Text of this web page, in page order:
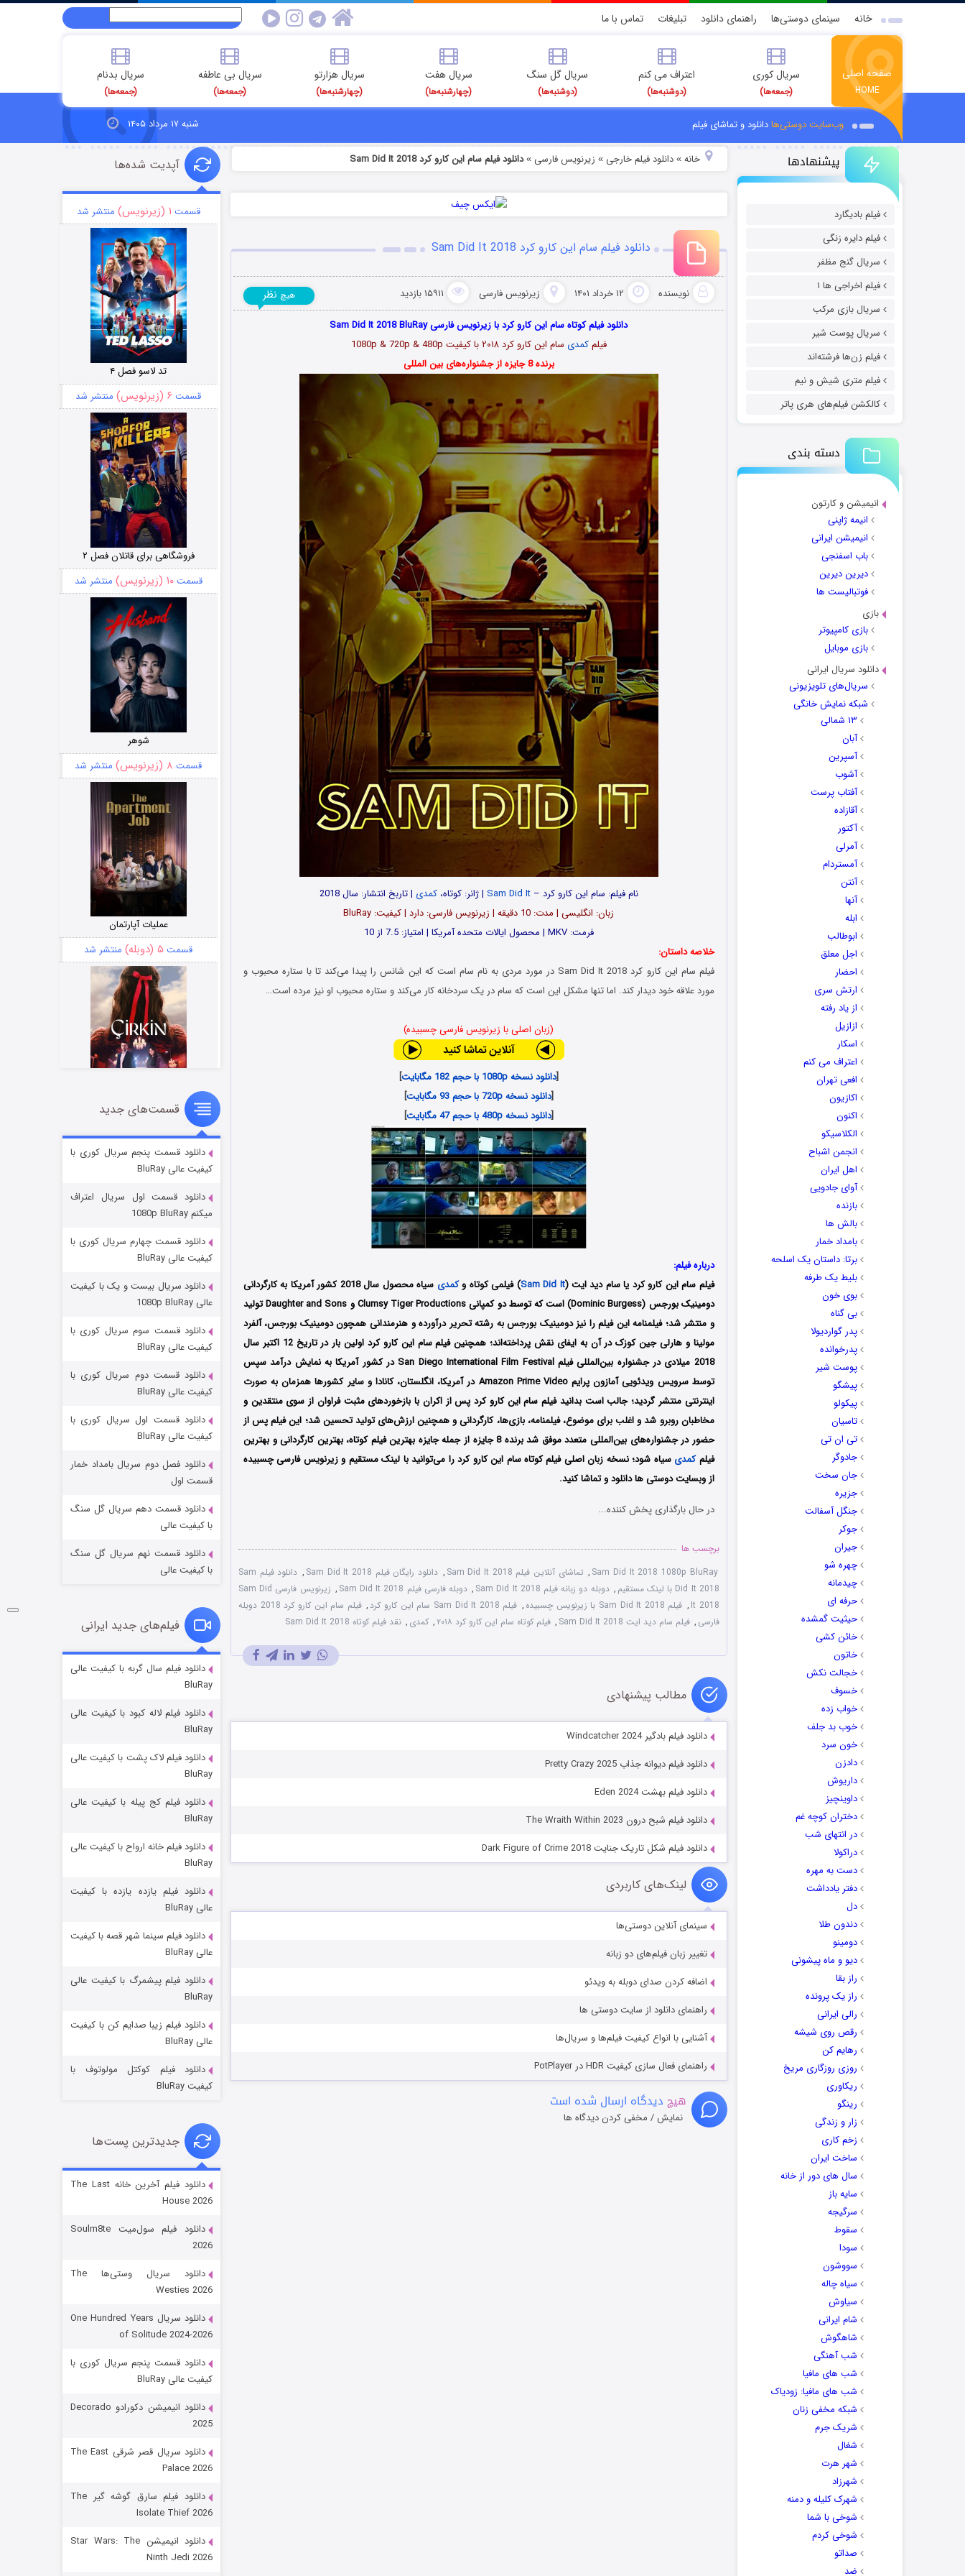
خانه سینمای دوستی‌ها راهنمای دانلود تبلیغات تماس با ما
صفحه اصلی
HOME
سریال کوری
(جمعه‌ها)
اعتراف می کنم
(دوشنبه‌ها)
سریال گل سنگ
(دوشنبه‌ها)
سریال هفت
(چهارشنبه‌ها)
سریال هزارتو
(چهارشنبه‌ها)
سریال بی عاطفه
(جمعه‌ها)
سریال بدنام
(جمعه‌ها)
وب‌سایت دوستی‌هادانلود و تماشای فیلم شنبه ۱۷ مرداد ۱۴۰۵
پیشنهادها
فیلم بادیگارد
فیلم دایره زنگی
سریال گنج مظفر
فیلم اخراجی ها ۱
سریال بازی مرکب
سریال پوست شیر
فیلم زن‌ها فرشته‌اند
فیلم متری شیش و نیم
کالکشن فیلم‌های هری پاتر
دسته بندی
انیمیشن و کارتون
انیمه ژاپنی
انیمیشن ایرانی
باب اسفنجی
دیرین دیرین
فوتبالیست ها
بازی
بازی کامپیوتر
بازی موبایل
دانلود سریال ایرانی
سریال‌های تلویزیونی
شبکه نمایش خانگی
۱۳ شمالی
آبان
آسپرین
آشوب
آفتاب پرست
آقازاده
آکتور
آمرلی
آمستردام
آنتن
آنها
ابله
ابوطالب
اجل معلق
احضار
ارتش سری
از یاد رفته
ازازیل
اسکار
اعتراف می کنم
افعی تهران
اکازیون
اکنون
الکلاسیکو
انجمن اشباح
اهل ایران
آوای جادویی
بازنده
بالش ها
بامداد خمار
برتا: داستان یک اسلحه
بلیط یک‌‌ طرفه
بوی خون
بی گناه
پدر گواردیولا
پدرخوانده
پوست شیر
پیشگو
پیکولو
تاسیان
تی ان تی
جادوگر
جان سخت
جزیره
جنگل آسفالت
جوکر
جیران
چهره شو
چیدمانه
حرفه ای
حیثیت گمشده
خائن کشی
خاتون
خجالت نکش
خسوف
خواب زده
خوب بد جلف
خون سرد
دادزن
داریوش
داوینچیز
دختران کوچه غم
در انتهای شب
دراکولا
دست به مهره
دفتر یادداشت
دل
دندون طلا
دومینو
دیو و ماه پیشونی
راز بقا
راز یک پرونده
رالی ایرانی
رقص روی شیشه
رهایم کن
روزی روزگاری مریخ
ریکاوری
رینگو
زار و زندگی
زخم کاری
ساخت ایران
سال های دور از خانه
سایه باز
سرگیجه
سقوط
سودا
سووشون
سیاه چاله
سیاوش
شام ایرانی
شاهگوش
شب آهنگی
شب های مافیا
شب های مافیا: زودیاک
شبکه مخفی زنان
شریک جرم
شغال
شهر هرت
شهرزاد
شهرک کلیله و دمنه
شوخی با شما
شوخی کردم
صداتو
ضد
خانه» دانلود فیلم خارجی » زیرنویس فارسی »دانلود فیلم سام این کارو کرد Sam Did It 2018
دانلود فیلم سام این کارو کرد Sam Did It 2018
نویسنده ۱۲ خرداد ۱۴۰۱ زیرنویس فارسی ۱۵۹۱۱ بازدید هیچ نظر
دانلود فیلم کوتاه سام این کارو کرد با زیرنویس فارسی Sam Did It 2018 BluRay
فیلمکمدی سام این کارو کرد ۲۰۱۸ با کیفیت 1080p & 720p & 480p
برنده 8 جایزه از جشنواره‌های بین المللی
نام فیلم: سام این کارو کرد –Sam Did It | ژانر: کوتاه،کمدی | تاربخ انتشار: سال 2018
زبان: انگلیسی | مدت‌‌: 10 دقیقه | زیرنویس فارسی: دارد | کیفیت: BluRay
فرمت: MKV | محصول ایالات متحده آمریکا | امتیاز: 7.5 از 10
خلاصه داستان:
فیلم سام این کارو کرد Sam Did It 2018 در مورد مردی به نام سام است که این شانس را پیدا می‌کند تا با ستاره محبوب و
مورد علاقه خود دیدار کند. اما تنها مشکل این است که سام در یک سردخانه کار می‌کند و ستاره محبوب او نیز مرده است…
(زبان اصلی با زیرنویس فارسی چسبیده)
[دانلود نسخه 1080p با حجم 182 مگابایت
]
[دانلود نسخه 720p با حجم 93 مگابایت
]
[دانلود نسخه 480p با حجم 47 مگابایت ]
درباره فیلم:
فیلم سام این کارو کرد یا سام دید ایت (Sam Did It) فیلمی کوتاه وکمدی
سیاه محصول سال 2018 کشور آمریکا به کارگردانی
دومینیک بورجس (Dominic Burgess) است که توسط دو کمپانی Clumsy Tiger Productions و Daughter and Sons تولید
و منتشر شد؛ فیلمنامه این فیلم را نیز دومینیک بورجس به رشته تحریر درآورده و هنرمندانی همچون دومینیک بورجس، آلفرد
مولینا و هارلی جین کوزک در آن به ایفای نقش پرداخته‌اند؛ همچنین فیلمسام این کارو کرد اولین
بار در تاریخ 12 اکتبر سال
2018 میلادی در جشنواره بین‌المللی فیلم San Diego International Film Festival در کشور آمریکا به نمایش درآمد سپس
توسط سرویس ویدئویی آمازون پرایم Amazon Prime Video در آمریکا، انگلستان، کانادا و سایر کشورها همزمان به صورت
اینترنتی منتشر گردید؛ جالب است بدانید فیلم سام این کارو کرد پس از اکران با بازخوردهای مثبت فراوان از سوی منتقدین و
مخاطبان روبرو شد و اغلب برای موضوع، فیلمنامه، بازی‌ها، کارگردانی و همچنین ارزش‌های تولید تحسین شد؛ این فیلم پس از
حضور در جشنواره‌‌های بین‌المللی متعدد موفق شد برنده 8 جایزه از جمله جایزه
بهترین فیلم کوتاه، بهترین کارگردانی و بهترین
فیلمکمدی سیاه شود؛ نسخه زبان اصلی فیلم کوتاه سام این کارو کرد را می‌توانید با لینک مستقیم و زیرنویس فارسی چسبیده
از وبسایت دوستی ها دانلود و تماشا کنید.
در حال بارگذاری پخش کننده...
برچسب ها
Sam Did It 2018 1080p BluRay
, تماشای آنلاین فیلم Sam Did It 2018 , دانلود رایگان فیلم Sam Did It 2018 ,
دانلود فیلم Sam
Did It 2018 با لینک مستقیم
, دوبله دو زبانه فیلم Sam Did It 2018 , دوبله فارسی فیلم Sam Did It 2018 ,
زیرنویس فارسی Sam Did
It 2018
, فیلم Sam Did It 2018 با زیرنویس چسبیده , فیلم Sam Did It 2018 سام این کارو کرد ,
فیلم سام این کارو کرد 2018 دوبله
فارسی , فیلم سام دید ایت Sam Did It 2018 , فیلم کوتاه سام این کارو کرد ۲۰۱۸ , کمدی , نقد فیلم کوتاه Sam Did It 2018
مطالب پیشنهادی
دانلود فیلم بادگیر Windcatcher 2024
دانلود فیلم دیوانه جذاب Pretty Crazy 2025
دانلود فیلم بهشت Eden 2024
دانلود فیلم شبح درون The Wraith Within 2023
دانلود فیلم شکل تاریک جنایت Dark Figure of Crime 2018
لینک‌های کاربردی
سینمای آنلاین دوستی‌ها
تغییر زبان فیلم‌های دو زبانه
اضافه کردن صدای دوبله به ویدئو
راهنمای دانلود از سایت دوستی ها
آشنایی با انواع کیفیت فیلم‌ها و سریال‌ها
راهنمای فعال سازی کیفیت HDR در PotPlayer
هیچ دیدگاه ارسال شده است
نمایش / مخفی کردن دیدگاه ها
آپدیت شده‌ها
قسمت ۱ (زیرنویس) منتشر شد
تد لاسو فصل ۴
قسمت ۶ (زیرنویس) منتشر شد
فروشگاهی برای قاتلان فصل ۲
قسمت۱۰ (زیرنویس) منتشر شد
شوهر
قسمت ۸ (زیرنویس) منتشر شد
عملیات آپارتمان
قسمت ۵ (دوبله) منتشر شد
سریال زشت
قسمت۲ (زیرنویس) منتشر شد
مردگان متحرک: شهر مرده ۳
شکست استوارت در نجات جهان
قسمت ۷ (زیرنویس) منتشر شد
شوگر فصل ۲
قسمت
خاندان اژدها فصل ۳
جادوگری در مغولستان
قسمت
رویایی برای تو
قسمت
قسمت‌های جدید
دانلود قسمت پنجم سریال کوری با
کیفیت عالی BluRay
دانلود قسمت اول سریال اعتراف
میکنم 1080p BluRay
دانلود قسمت چهارم سریال کوری با
کیفیت عالی BluRay
دانلود سریال بیست و یک با کیفیت
عالی 1080p BluRay
دانلود قسمت سوم سریال کوری با
کیفیت عالی BluRay
دانلود قسمت دوم سریال کوری با
کیفیت عالی BluRay
دانلود قسمت اول سریال کوری با
کیفیت عالی BluRay
دانلود فصل دوم سریال بامداد خمار
قسمت اول
دانلود قسمت دهم سریال گل سنگ
با کیفیت عالی
دانلود قسمت نهم سریال گل سنگ
با کیفیت عالی
فیلم‌های جدید ایرانی
دانلود فیلم سال گربه با کیفیت عالی
BluRay
دانلود فیلم لاله کبود با کیفیت عالی
BluRay
دانلود فیلم لاک پشت با کیفیت عالی
BluRay
دانلود فیلم کج‌ پیله با کیفیت عالی
BluRay
دانلود فیلم خانه ارواح با کیفیت عالی
BluRay
دانلود فیلم یازده یازده با کیفیت
عالی BluRay
دانلود فیلم سینما شهر قصه با کیفیت
عالی BluRay
دانلود فیلم پیشمرگ با کیفیت عالی
BluRay
دانلود فیلم زیبا صدایم کن با کیفیت
عالی BluRay
دانلود فیلم کوکتل مولوتوف با
کیفیت BluRay
جدیدترین پست‌ها
دانلود فیلم آخرین خانه The Last
House 2026
دانلود فیلم سول‌میت Soulm8te
2026
دانلود سریال وستی‌ها The
Westies 2026
دانلود سریال One Hundred Years
of Solitude 2024-2026
دانلود قسمت پنجم سریال کوری با
کیفیت عالی BluRay
دانلود انیمیشن دکورادو Decorado
2025
دانلود سریال قصر شرقی The East
Palace 2026
دانلود فیلم سارق گوشه گیر The
Isolate Thief 2026
دانلود انیمیشن Star Wars: The
Ninth Jedi 2026